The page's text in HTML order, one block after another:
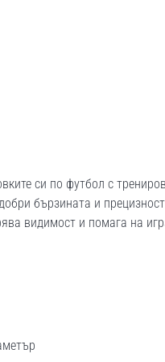
си по футбол с
бързината и
видимост и помага на